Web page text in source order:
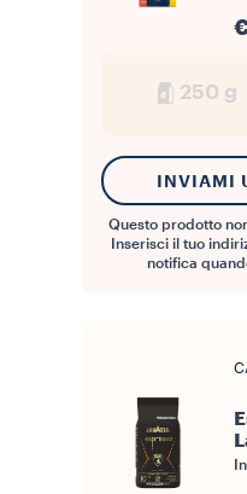
250 g
INVIAMI
Questo prodotto
Inserisci il tuo
notifica